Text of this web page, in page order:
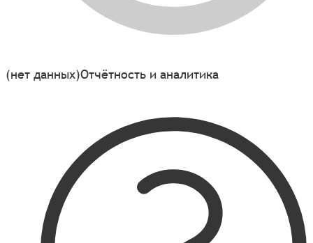
(нет данных)Отчётность и аналитика